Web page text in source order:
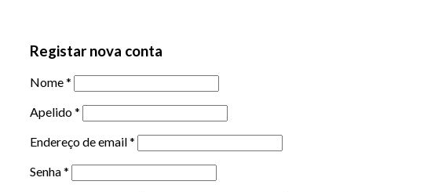
Registar nova conta
Nome*
Apelido*
Endereço de email*
Senha*